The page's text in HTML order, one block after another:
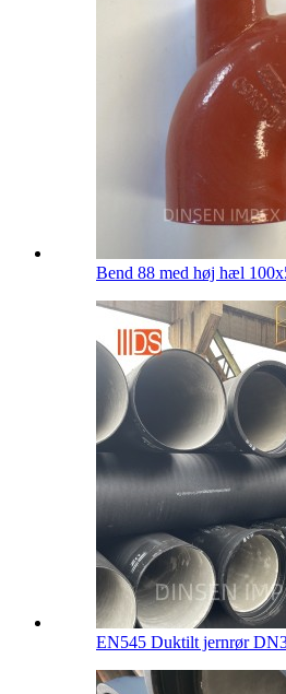
Bend 88 med høj hæl
EN545 Duktilt jernrør